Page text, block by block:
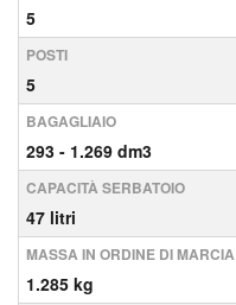
5
POSTI
5
BAGAGLIAIO
293 - 1.269 dm3
CAPACITÀ SERBATOIO
47 litri
MASSA IN ORDINE DI MARCIA
1.285 kg